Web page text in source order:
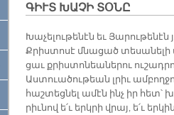
ԳԻՒՏ ԽԱՉԻ ՏՕՆԸ
Խա­չե­լու­թե­նէն եւ
Քրիս­տո­սէ մնա­ցած տե­սա­նե­լի
ցաւ քրիս­տո­նեա­նե­րու
Աս­տուա­ծու­թեան լրիւ
հաշ­տեց­նել ա­մէն ինչ իր
րիւ­նով ե՛ւ երկ­րի վրայ, ե՛ւ